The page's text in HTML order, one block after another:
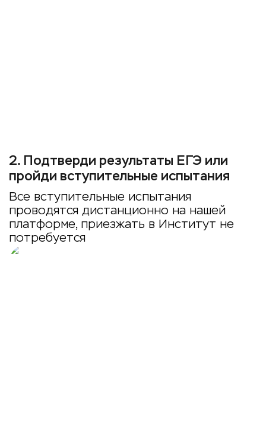
2. Подтверди результаты ЕГЭ или
пройди вступительные испытания
Все вступительные испытания
проводятся дистанционно на нашей
платформе, приезжать в Институт не
потребуется